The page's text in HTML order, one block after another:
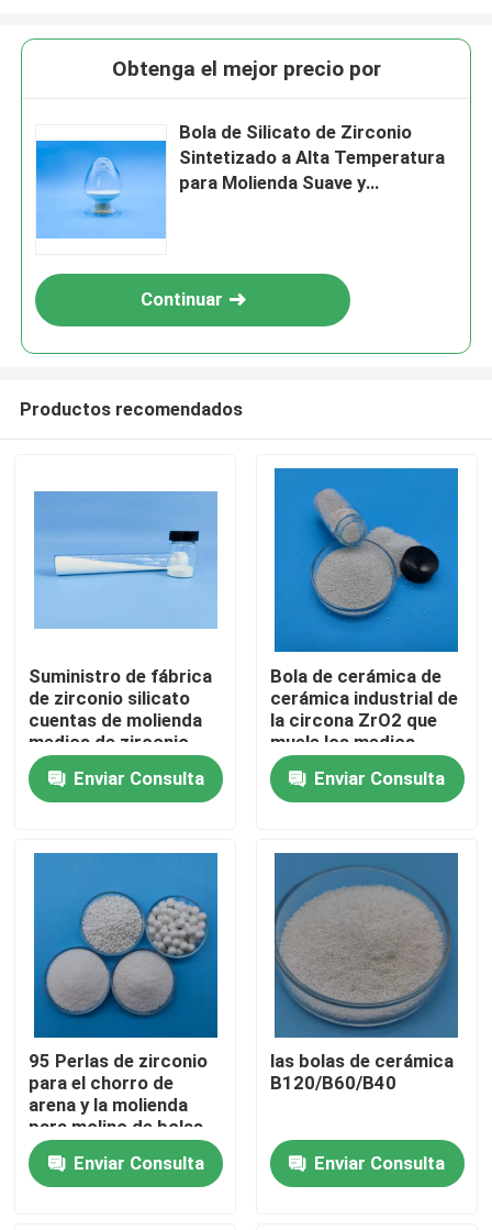
Sobre nosotros
Visita a la fábrica
Contacto
Solicitar una cotización
Medios de voladura de cerámica
Voladura de cerámica de la gota
Obtenga el mejor precio por
Bola de Silicato de Zirconio
Sintetizado a Alta Temperatura
para Molienda Suave y
Continuar
Productos recomendados
Suministro de fábrica
de zirconio silicato
cuentas de molienda
medios de zirconio
bolas de cerámica
Enviar Consulta
Bola de cerámica de
cerámica industrial de
la circona ZrO2 que
muele los medios
granos del silicato de
circonioEnviar Consulta
95 Perlas de zirconio
para el chorro de
arena y la molienda
para molino de bolas
planetario
Enviar Consulta
las bolas de cerámica
B120/B60/B40
Enviar Consulta